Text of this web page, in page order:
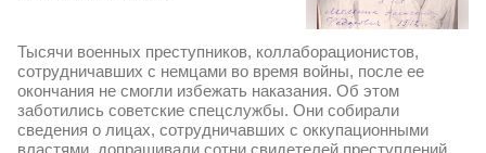
Тысячи военных преступников, коллаборационистов,
сотрудничавших с немцами во время войны, после ее
окончания не смогли избежать наказания. Об этом
заботились советские спецслужбы. Они собирали
сведения о лицах, сотрудничавших с оккупационными
властями, допрашивали сотни свидетелей преступлений.